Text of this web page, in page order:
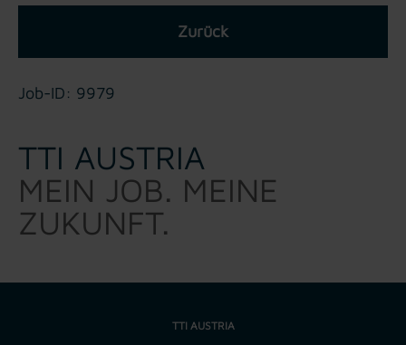
Zurück
Job-ID: 9979
TTI AUSTRIA
MEIN JOB. MEINE
ZUKUNFT.
TTI AUSTRIA